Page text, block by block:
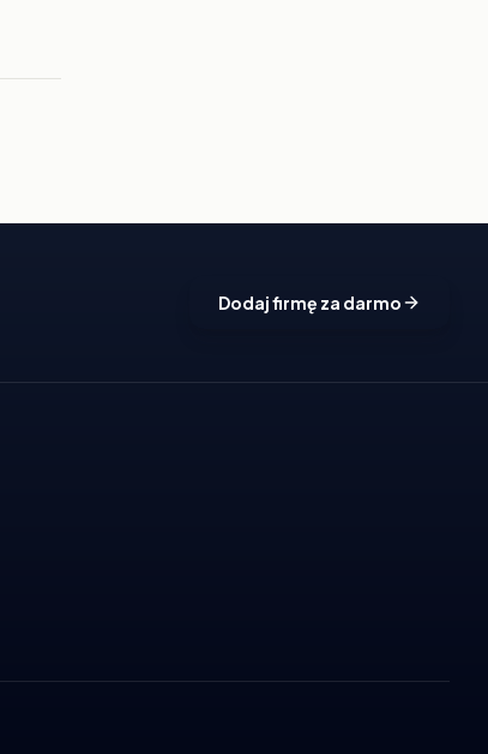
Dodaj firmę za darmo